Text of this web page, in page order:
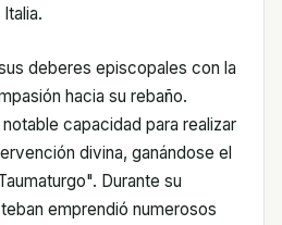
deberes episcopales con la
hacia su rebaño.
capacidad para realizar
divina, ganándose el
Durante su
emprendió numerosos